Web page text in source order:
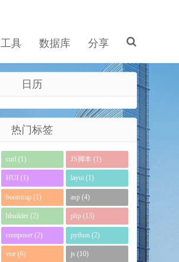
工具 数据库 分享
日历
热门标签
curl (1) JS脚本 (1)
HUI (1) layui (1)
bootstrap (1) asp (4)
hbuilder (2) php (13)
composer (2) python (2)
vue (6) js (10)